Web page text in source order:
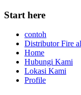
Start here
contoh
Distributor Fire
Home
Hubungi Kami
Lokasi Kami
Profile